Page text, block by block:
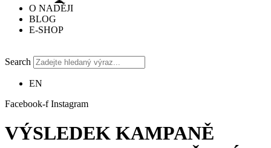
O NADĚJI
BLOG
E-SHOP
Search
EN
Facebook-f Instagram
VÝSLEDEK KAMPANĚ